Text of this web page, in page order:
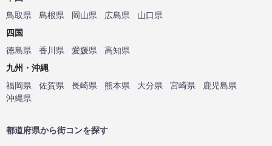
鳥取県
島根県 岡山県 広島県
山口県
四国
徳島県
香川県 愛媛県
高知県
九州・沖縄
福岡県
佐賀県 長崎県 熊本県 大分県 宮崎県
鹿児島県
沖縄県
都道府県から街コンを探す